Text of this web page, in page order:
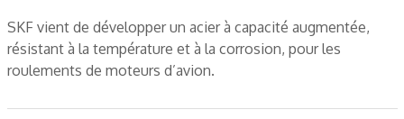
SKF vient de développer un acier à capacité augmentée,
résistant à la température et à la corrosion, pour les
roulements de moteurs d’avion.